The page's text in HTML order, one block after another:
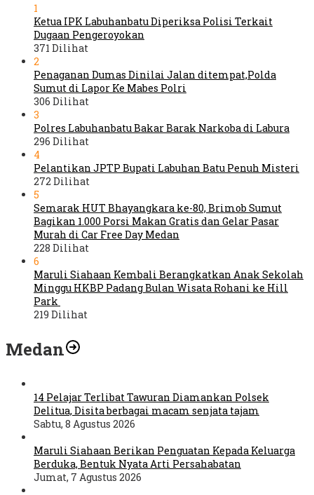
1
Ketua IPK Labuhanbatu Diperiksa Polisi Terkait
Dugaan Pengeroyokan
371 Dilihat
2
Penaganan Dumas Dinilai Jalan ditempat,Polda
Sumut di Lapor Ke Mabes Polri
306 Dilihat
3
Polres Labuhanbatu Bakar Barak Narkoba di Labura
296 Dilihat
4
Pelantikan JPTP Bupati Labuhan Batu Penuh Misteri
272 Dilihat
5
Semarak HUT Bhayangkara ke-80, Brimob Sumut
Bagikan 1.000 Porsi Makan Gratis dan Gelar Pasar
Murah di Car Free Day Medan
228 Dilihat
6
Maruli Siahaan Kembali Berangkatkan Anak Sekolah
Minggu HKBP Padang Bulan Wisata Rohani ke Hill
Park
219 Dilihat
Medan
14 Pelajar Terlibat Tawuran Diamankan Polsek
Delitua, Disita berbagai macam senjata tajam
Sabtu, 8 Agustus 2026
Maruli Siahaan Berikan Penguatan Kepada Keluarga
Berduka, Bentuk Nyata Arti Persahabatan
Jumat, 7 Agustus 2026